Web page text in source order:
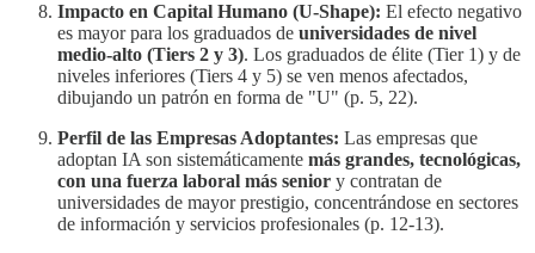
Impacto en Capital Humano (U-Shape): El efecto negativo
es mayor para los graduados de universidades de nivel
medio-alto (Tiers 2 y 3). Los graduados de élite (Tier 1) y de
niveles inferiores (Tiers 4 y 5) se ven menos afectados,
dibujando un patrón en forma de "U" (p. 5, 22).
Perfil de las Empresas Adoptantes: Las empresas que
adoptan IA son sistemáticamente más grandes, tecnológicas,
con una fuerza laboral más senior y contratan de
universidades de mayor prestigio, concentrándose en sectores
de información y servicios profesionales (p. 12-13).